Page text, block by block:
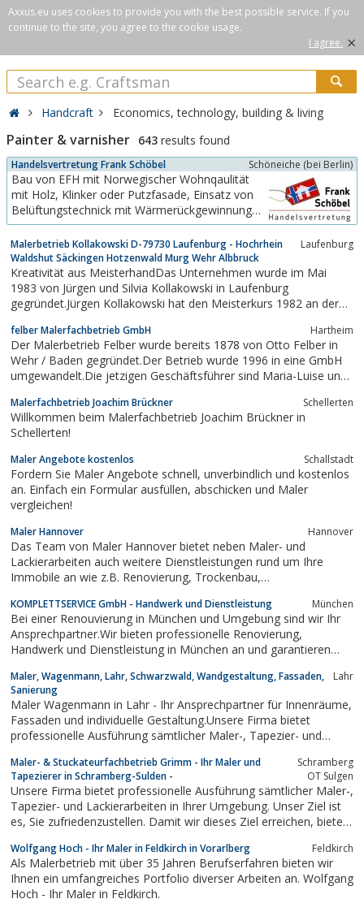
Axxus.eu uses cookies to provide you with the best possible service. If you
continue to the site, you agree to the cookie usage.
I agree. ×
Handcraft Economics, technology, building & living
Painter & varnisher 643 results found
Handelsvertretung Frank Schöbel Schöneiche (bei Berlin)
Bau von EFH mit Norwegischer Wohnqaulität
mit Holz, Klinker oder Putzfasade, Einsatz von
Belüftungstechnick mit Wärmerückgewinnung
und Wärmepumpen.Kurze Bauzeiten von max
12 WochenImport von "Tjaeralin" der optimale
Holzschutz aus Norwegen
Malerbetrieb Kollakowski D-79730 Laufenburg - Hochrhein
Waldshut Säckingen Hotzenwald Murg Wehr Albbruck
Laufenburg
Kreativität aus MeisterhandDas Unternehmen wurde im Mai
1983 von Jürgen und Silvia Kollakowski in Laufenburg
gegründet.Jürgen Kollakowski hat den Meisterkurs 1982 an der
Handwerkskammer mit sehr gutem Erfolg die Meisterprüfung
bestanden.2006 folgte Sohn Manuel...
felber Malerfachbetrieb GmbH Hartheim
Der Malerbetrieb Felber wurde bereits 1878 von Otto Felber in
Wehr / Baden gegründet.Der Betrieb wurde 1996 in eine GmbH
umgewandelt.Die jetzigen Geschäftsführer sind Maria-Luise und
verlegt.
Malerfachbetrieb Joachim Brückner Schellerten
Willkommen beim Malerfachbetrieb Joachim Brückner in
Schellerten!
Maler Angebote kostenlos Schallstadt
Fordern Sie Maler Angebote schnell, unverbindlich und kostenlos
an. Einfach ein Formular ausfüllen, abschicken und Maler
vergleichen!
Maler Hannover Hannover
Das Team von Maler Hannover bietet neben Maler- und
Lackierarbeiten auch weitere Dienstleistungen rund um Ihre
Immobile an wie z.B. Renovierung, Trockenbau,
verlegen, Tapezierarbeiten und Wärmedämmung.
KOMPLETTSERVICE GmbH - Handwerk und Dienstleistung München
Bei einer Renouvierung in München und Umgebung sind wir Ihr
Ansprechpartner.Wir bieten professionelle Renovierung,
Handwerk und Dienstleistung in München an und garantieren
Maler, Wagenmann, Lahr, Schwarzwald, Wandgestaltung, Fassaden,
Sanierung
Lahr
Maler Wagenmann in Lahr - Ihr Ansprechpartner für Innenräume,
Fassaden und individuelle Gestaltung.Unsere Firma bietet
professionelle Ausführung sämtlicher Maler-, Tapezier- und
sind wir auf Fassadenanstriche, Wärmedämmung, Bodenbeläge
und Möbel-Restauration...
Maler- & Stuckateurfachbetrieb Grimm - Ihr Maler und
Tapezierer in Schramberg-Sulden -
Schramberg
OT Sulgen
Unsere Firma bietet professionelle Ausführung sämtlicher Maler-,
Tapezier- und Lackierarbeiten in Ihrer Umgebung. Unser Ziel ist
es, Sie zufriedenzustellen. Damit wir dieses Ziel erreichen, bieten
Wolfgang Hoch - Ihr Maler in Feldkirch in Vorarlberg Feldkirch
Als Malerbetrieb mit über 35 Jahren Berufserfahren bieten wir
Ihnen ein umfangreiches Portfolio diverser Arbeiten an. Wolfgang
Hoch - Ihr Maler in Feldkirch.